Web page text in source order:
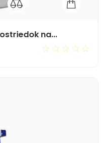
na...